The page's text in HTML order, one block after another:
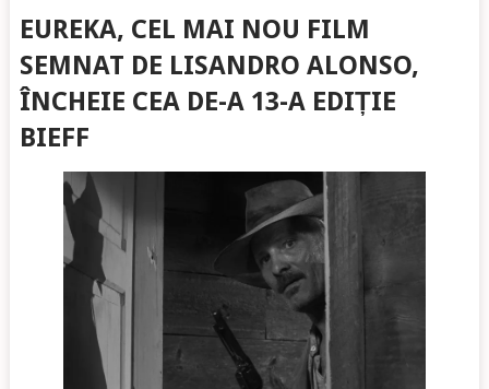
EUREKA, CEL MAI NOU FILM
SEMNAT DE LISANDRO ALONSO,
ÎNCHEIE CEA DE-A 13-A EDIȚIE
BIEFF